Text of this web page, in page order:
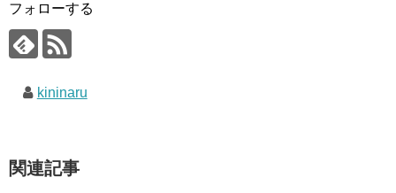
フォローする
kininaru
関連記事